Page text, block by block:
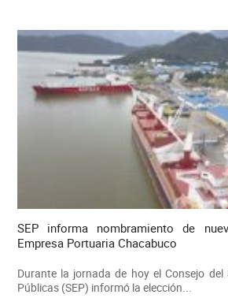
SEP informa nombramiento de
Empresa Portuaria Chacabuco
Durante la jornada de hoy el Consejo del
Públicas (SEP) informó la elección...